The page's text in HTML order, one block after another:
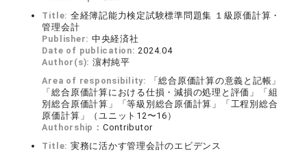
Title: 全経簿記能力検定試験標準問題集 １級原価計算・
管理会計
Publisher: 中央経済社
Date of publication:2024.04
Author(s): 濵村純平
Area of responsibility:
「総合原価計算の意義と記帳」
「総合原価計算における仕損・減損の処理と評価」「組
別総合原価計算」「等級別総合原価計算」「工程別総合
原価計算」（ユニット12〜16）
Authorship： Contributor
Title: 実務に活かす管理会計のエビデンス